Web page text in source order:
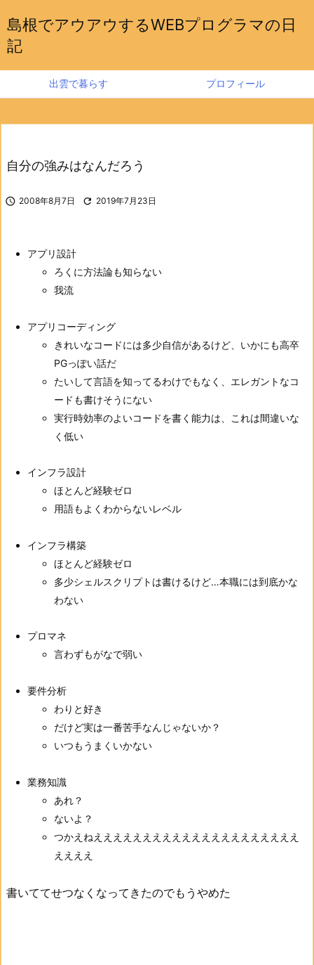
島根でアウアウするWEBプログラマの日
記
出雲で暮らす プロフィール
自分の強みはなんだろう
 2008年8月7日  2019年7月23日
アプリ設計
ろくに方法論も知らない
我流
アプリコーディング
きれいなコードには多少自信があるけど、いかにも高卒
PGっぽい話だ
たいして言語を知ってるわけでもなく、エレガントなコ
ードも書けそうにない
実行時効率のよいコードを書く能力は、これは間違いな
く低い
インフラ設計
ほとんど経験ゼロ
用語もよくわからないレベル
インフラ構築
ほとんど経験ゼロ
多少シェルスクリプトは書けるけど…本職には到底かな
わない
プロマネ
言わずもがなで弱い
要件分析
わりと好き
だけど実は一番苦手なんじゃないか？
いつもうまくいかない
業務知識
あれ？
ないよ？
つかえねえええええええええええええええええええええ
ええええ
書いててせつなくなってきたのでもうやめた